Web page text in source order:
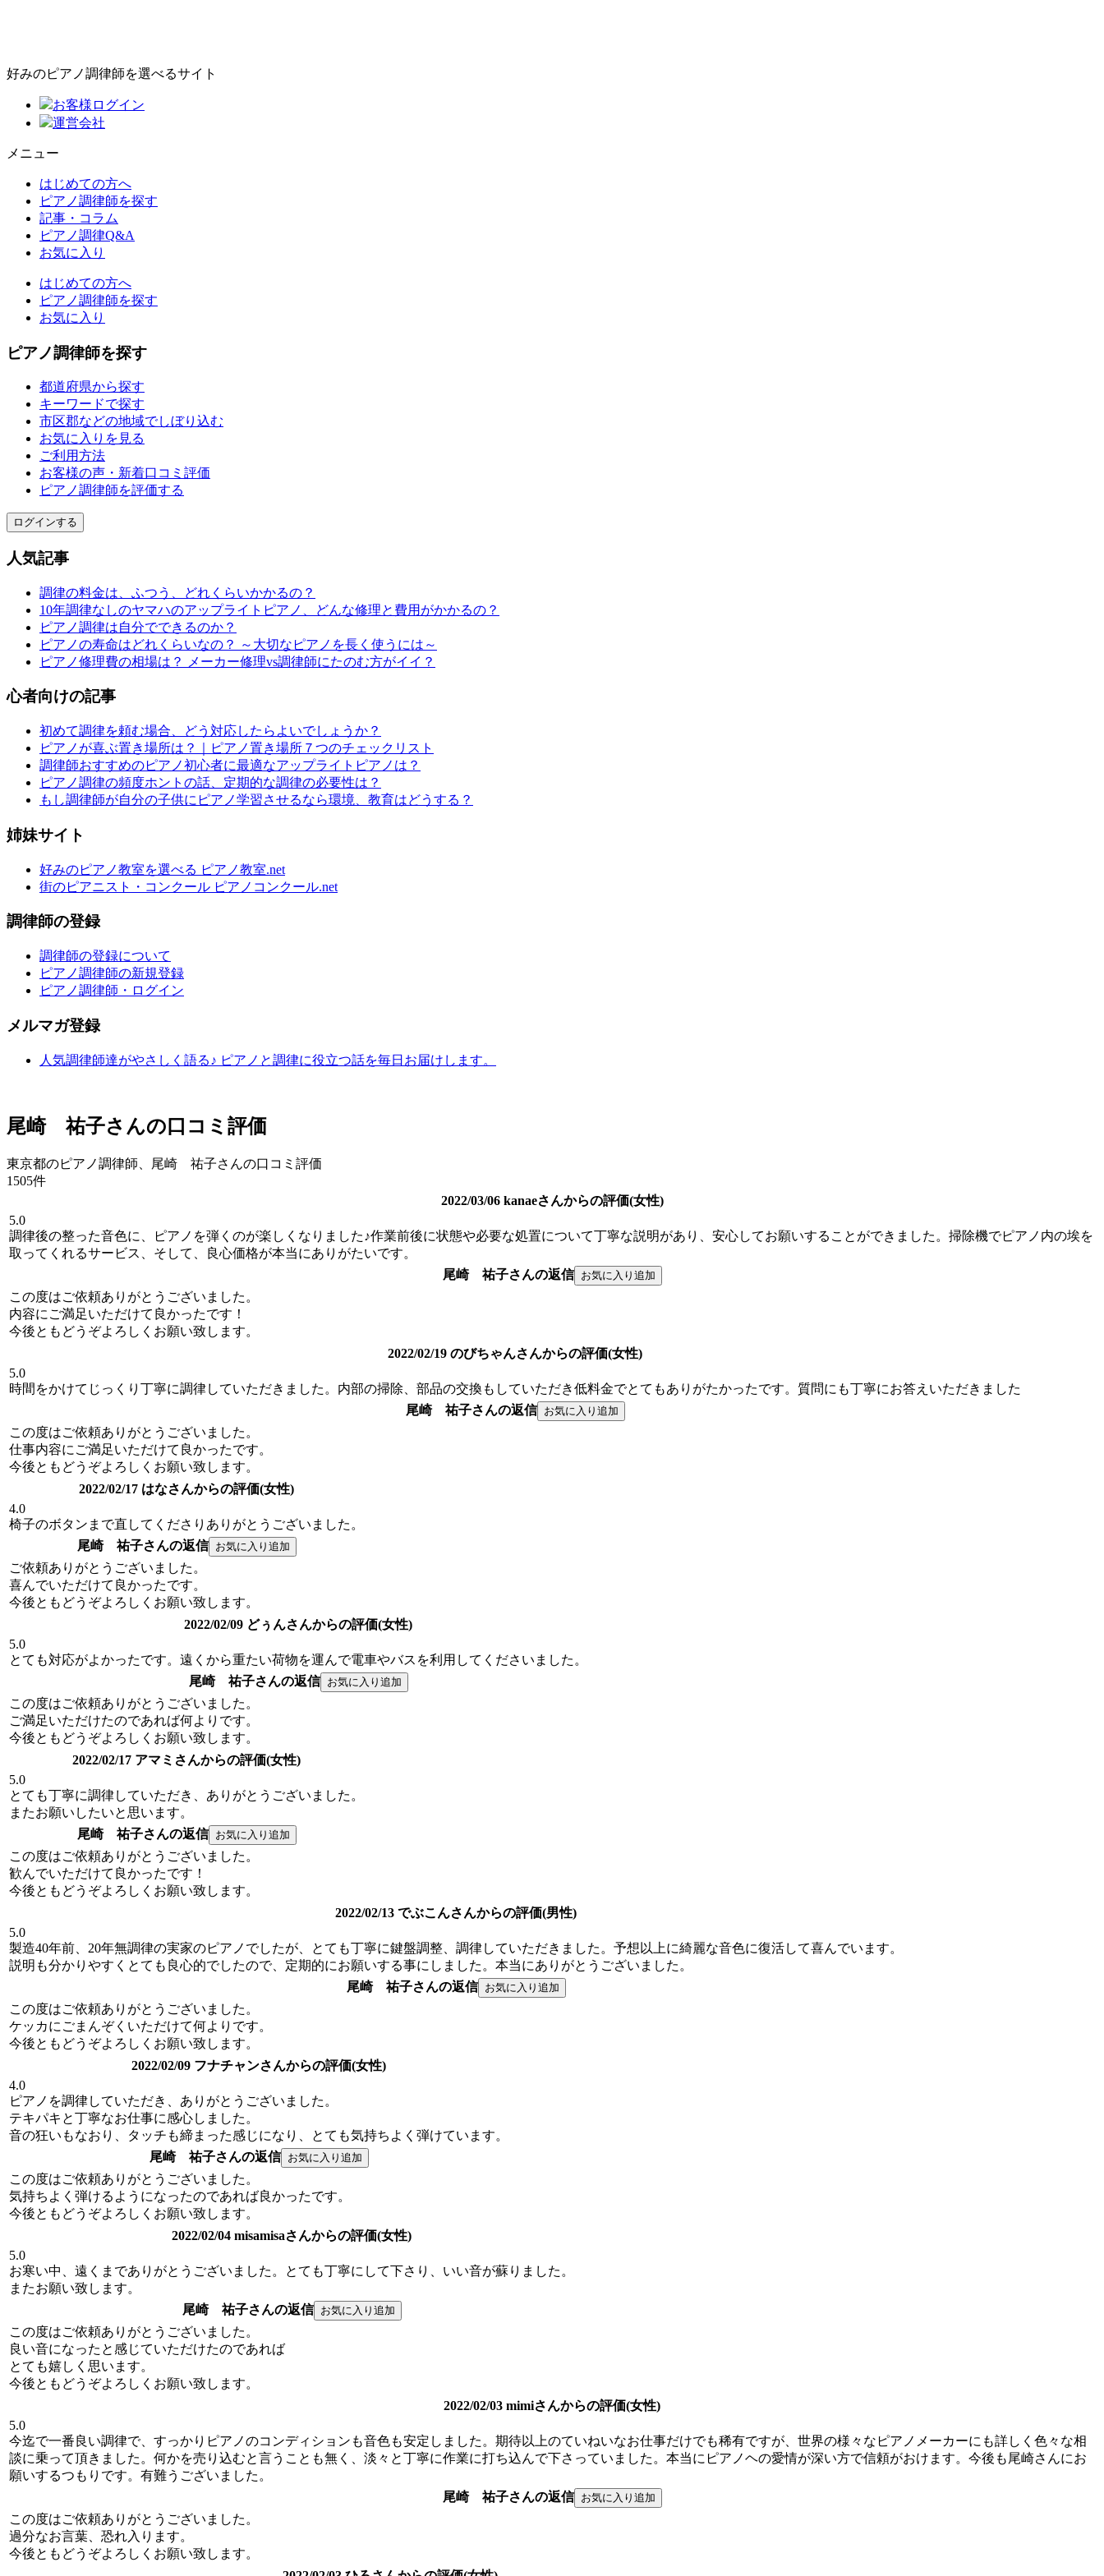
好みのピアノ調律師を選べるサイト
お客様ログイン
運営会社
メニュー
はじめての方へ
ピアノ調律師を探す
記事・コラム
ピアノ調律Q&A
お気に入り
はじめての方へ
ピアノ調律師を探す
お気に入り
ピアノ調律師を探す
都道府県から探す
キーワードで探す
市区郡などの地域でしぼり込む
お気に入りを見る
ご利用方法
お客様の声・新着口コミ評価
ピアノ調律師を評価する
ログインする
人気記事
調律の料金は、ふつう、どれくらいかかるの？
10年調律なしのヤマハのアップライトピアノ、どんな修理と費用がかかるの？
ピアノ調律は自分でできるのか？
ピアノの寿命はどれくらいなの？ ～大切なピアノを長く使うには～
ピアノ修理費の相場は？ メーカー修理vs調律師にたのむ方がイイ？
心者向けの記事
初めて調律を頼む場合、どう対応したらよいでしょうか？
ピアノが喜ぶ置き場所は？｜ピアノ置き場所７つのチェックリスト
調律師おすすめのピアノ初心者に最適なアップライトピアノは？
ピアノ調律の頻度ホントの話、定期的な調律の必要性は？
もし調律師が自分の子供にピアノ学習させるなら環境、教育はどうする？
姉妹サイト
好みのピアノ教室を選べる ピアノ教室.net
街のピアニスト・コンクール ピアノコンクール.net
調律師の登録
調律師の登録について
ピアノ調律師の新規登録
ピアノ調律師・ログイン
メルマガ登録
人気調律師達がやさしく語る♪ ピアノと調律に役立つ話を毎日お届けします。
尾崎 祐子さんの口コミ評価
東京都のピアノ調律師、尾崎 祐子さんの口コミ評価
1505件
2022/03/06 kanaeさんからの評価(女性)
5.0
調律後の整った音色に、ピアノを弾くのが楽しくなりました♪作業前後に状態や必要な処置について丁寧な説明があり、安心してお願いすることができました。掃除機でピアノ内の埃を
取ってくれるサービス、そして、良心価格が本当にありがたいです。
尾崎 祐子さんの返信
この度はご依頼ありがとうございました。
内容にご満足いただけて良かったです！
今後ともどうぞよろしくお願い致します。
2022/02/19 のびちゃんさんからの評価(女性)
5.0
時間をかけてじっくり丁寧に調律していただきました。内部の掃除、部品の交換もしていただき低料金でとてもありがたかったです。質問にも丁寧にお答えいただきました
尾崎 祐子さんの返信
この度はご依頼ありがとうございました。
仕事内容にご満足いただけて良かったです。
今後ともどうぞよろしくお願い致します。
2022/02/17 はなさんからの評価(女性)
4.0
椅子のボタンまで直してくださりありがとうございました。
尾崎 祐子さんの返信
ご依頼ありがとうございました。
喜んでいただけて良かったです。
今後ともどうぞよろしくお願い致します。
2022/02/09 どぅんさんからの評価(女性)
5.0
とても対応がよかったです。遠くから重たい荷物を運んで電車やバスを利用してくださいました。
尾崎 祐子さんの返信
この度はご依頼ありがとうございました。
ご満足いただけたのであれば何よりです。
今後ともどうぞよろしくお願い致します。
2022/02/17 アマミさんからの評価(女性)
5.0
とても丁寧に調律していただき、ありがとうございました。
またお願いしたいと思います。
尾崎 祐子さんの返信
この度はご依頼ありがとうございました。
歓んでいただけて良かったです！
今後ともどうぞよろしくお願い致します。
2022/02/13 でぶこんさんからの評価(男性)
5.0
製造40年前、20年無調律の実家のピアノでしたが、とても丁寧に鍵盤調整、調律していただきました。予想以上に綺麗な音色に復活して喜んでいます。
説明も分かりやすくとても良心的でしたので、定期的にお願いする事にしました。本当にありがとうございました。
尾崎 祐子さんの返信
この度はご依頼ありがとうございました。
ケッカにごまんぞくいただけて何よりです。
今後ともどうぞよろしくお願い致します。
2022/02/09 フナチャンさんからの評価(女性)
4.0
ピアノを調律していただき、ありがとうございました。
テキパキと丁寧なお仕事に感心しました。
音の狂いもなおり、タッチも締まった感じになり、とても気持ちよく弾けています。
尾崎 祐子さんの返信
この度はご依頼ありがとうございました。
気持ちよく弾けるようになったのであれば良かったです。
今後ともどうぞよろしくお願い致します。
2022/02/04 misamisaさんからの評価(女性)
5.0
お寒い中、遠くまでありがとうございました。とても丁寧にして下さり、いい音が蘇りました。
またお願い致します。
尾崎 祐子さんの返信
この度はご依頼ありがとうございました。
良い音になったと感じていただけたのであれば
とても嬉しく思います。
今後ともどうぞよろしくお願い致します。
2022/02/03 mimiさんからの評価(女性)
5.0
今迄で一番良い調律で、すっかりピアノのコンディションも音色も安定しました。期待以上のていねいなお仕事だけでも稀有ですが、世界の様々なピアノメーカーにも詳しく色々な相
談に乗って頂きました。何かを売り込むと言うことも無く、淡々と丁寧に作業に打ち込んで下さっていました。本当にピアノヘの愛情が深い方で信頼がおけます。今後も尾崎さんにお
願いするつもりです。有難うございました。
尾崎 祐子さんの返信
この度はご依頼ありがとうございました。
過分なお言葉、恐れ入ります。
今後ともどうぞよろしくお願い致します。